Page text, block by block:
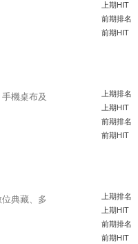
上期HIT
前期排名
前期HIT
機桌布及
上期排名
上期HIT
前期排名
前期HIT
典藏、多
上期排名
上期HIT
前期排名
前期HIT